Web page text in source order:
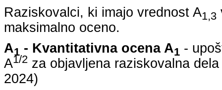
Raziskovalci, ki imajo vrednost A1,3
maksimalno oceno.
A1 - Kvantitativna ocena A1 -
A1/2 za objavljena raziskovalna
2024)